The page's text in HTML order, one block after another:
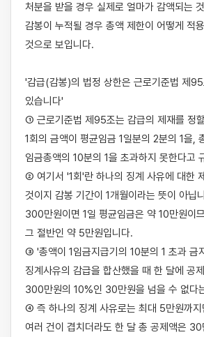
처분을 받을 경우 실제로 얼마가 감액되는
감봉이 누적될 경우 총액 제한이 어떻게 적
것으로 보입니다.
'감급(감봉)의 법정 상한은 근로기준법 제95
있습니다'
① 근로기준법 제95조는 감급의 제재를 정
1회의 금액이 평균임금 1일분의 2분의 1을,
임금총액의 10분의 1을 초과하지 못한다고
② 여기서 '1회'란 하나의 징계 사유에 대한
것이지 감봉 기간이 1개월이라는 뜻이 아닙
300만원이면 1일 평균임금은 약 10만원이
그 절반인 약 5만원입니다.
③ '총액이 1임금지급기의 10분의 1 초과 금
징계사유의 감급을 합산했을 때 한 달에 공
300만원의 10%인 30만원을 넘을 수 없다
④ 즉 하나의 징계 사유로는 최대 5만원까지
여러 건이 겹치더라도 한 달 총 공제액은